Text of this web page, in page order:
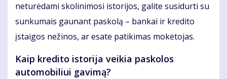
neturėdami skolinimosi istorijos, galite susidurti su
sunkumais gaunant paskolą – bankai ir kredito
įstaigos nežinos, ar esate patikimas mokėtojas.
Kaip kredito istorija veikia paskolos
automobiliui gavimą?